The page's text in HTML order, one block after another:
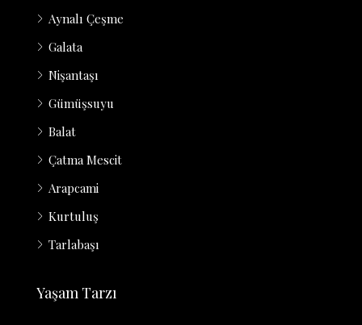
Aynalı Çeşme
Galata
Nişantaşı
Gümüşsuyu
Balat
Çatma Mescit
Arapcami
Kurtuluş
Tarlabaşı
Yaşam Tarzı